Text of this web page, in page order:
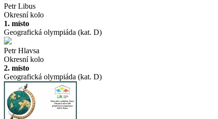
Petr Libus
Okresní kolo
1. místo
Geografická olympiáda (kat. D)
Petr Hlavsa
Okresní kolo
2. místo
Geografická olympiáda (kat. D)